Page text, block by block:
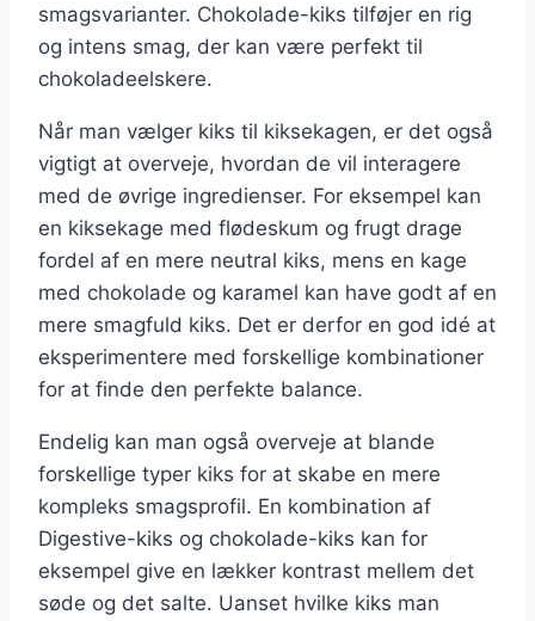
smagsvarianter. Chokolade-kiks tilføjer en rig
og intens smag, der kan være perfekt til
chokoladeelskere.
Når man vælger kiks til kiksekagen, er det også
vigtigt at overveje, hvordan de vil interagere
med de øvrige ingredienser. For eksempel kan
en kiksekage med flødeskum og frugt drage
fordel af en mere neutral kiks, mens en kage
med chokolade og karamel kan have godt af en
mere smagfuld kiks. Det er derfor en god idé at
eksperimentere med forskellige kombinationer
for at finde den perfekte balance.
Endelig kan man også overveje at blande
forskellige typer kiks for at skabe en mere
kompleks smagsprofil. En kombination af
Digestive-kiks og chokolade-kiks kan for
eksempel give en lækker kontrast mellem det
søde og det salte. Uanset hvilke kiks man